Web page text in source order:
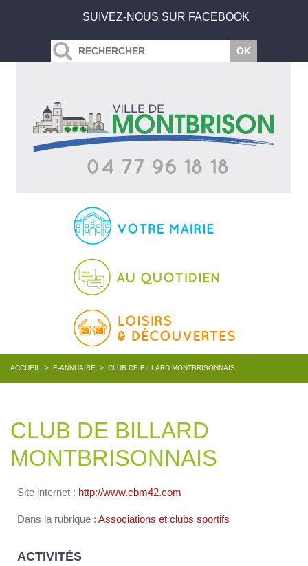
SUIVEZ-NOUS SUR FACEBOOK
ACCUEIL > E-ANNUAIRE > CLUB DE BILLARD MONTBRISONNAIS
CLUB DE BILLARD
MONTBRISONNAIS
Site internet : http://www.cbm42.com
Dans la rubrique : Associations et clubs sportifs
ACTIVITÉS